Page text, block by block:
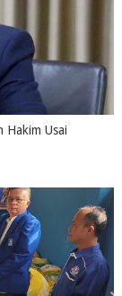
Hakim Usai